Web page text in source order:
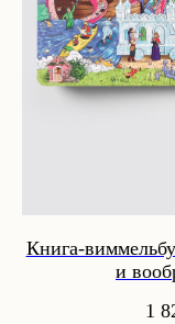
Книга-
и
1